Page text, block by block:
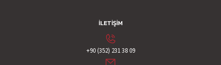
İLETİŞİM
+90 (352) 231 38 09